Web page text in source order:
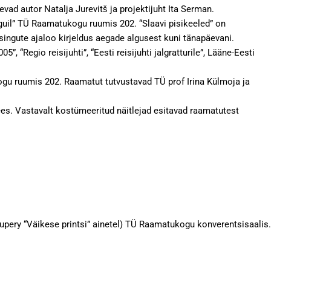
autor Natalja Jurevitš ja projektijuht Ita Serman.
TÜ Raamatukogu ruumis 202. “Slaavi pisikeeled” on
ajaloo kirjeldus aegade algusest kuni tänapäevani.
“Regio reisijuhti”, “Eesti reisijuhti jalgratturile”, Lääne-Eesti
ruumis 202. Raamatut tutvustavad TÜ prof Irina Külmoja ja
Vastavalt kostümeeritud näitlejad esitavad raamatutest
“Väikese printsi” ainetel) TÜ Raamatukogu konverentsisaalis.